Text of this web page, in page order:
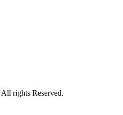
rights Reserved.